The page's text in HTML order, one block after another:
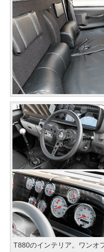
T880のインテリア。ワンオ